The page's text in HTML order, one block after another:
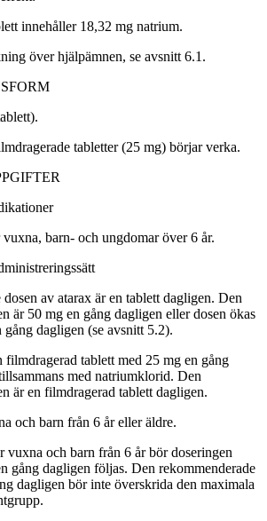
innehåller 18,32 mg natrium.
över hjälpämnen, se avsnitt 6.1.
tabletter (25 mg) börjar verka.
barn- och ungdomar över 6 år.
av atarax är en tablett dagligen. Den
är 50 mg en gång dagligen eller dosen ökas
dagligen (se avsnitt 5.2).
filmdragerad tablett med 25 mg en gång
med natriumklorid. Den
är en filmdragerad tablett dagligen.
och barn från 6 år eller äldre.
vuxna och barn från 6 år bör doseringen
gång dagligen följas. Den rekommenderade
dagligen bör inte överskrida den maximala